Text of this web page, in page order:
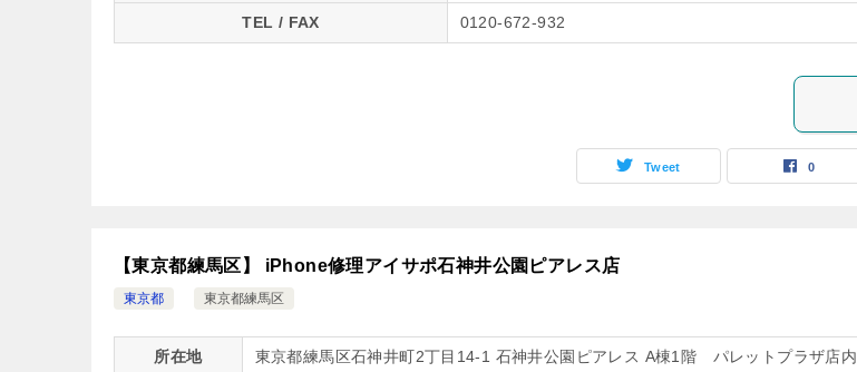
TEL / FAX 0120-672-932
Tweet 0
【東京都練馬区】 iPhone修理アイサポ石神井公園ピアレス店
東京都 東京都練馬区
所在地 東京都練馬区石神井町2丁目14-1 石神井公園ピアレス A棟1階 パレットプラザ店内